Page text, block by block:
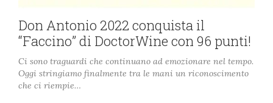
Don Antonio 2022 conquista il
“Faccino” di DoctorWine con 96 punti!
Ci sono traguardi che continuano ad emozionare nel tempo.
Oggi stringiamo finalmente tra le mani un riconoscimento
che ci riempie…